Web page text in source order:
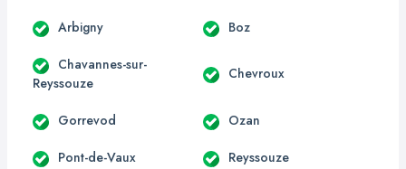
Arbigny Boz
Chavannes-sur-
Reyssouze
Chevroux
Gorrevod Ozan
Pont-de-Vaux Reyssouze